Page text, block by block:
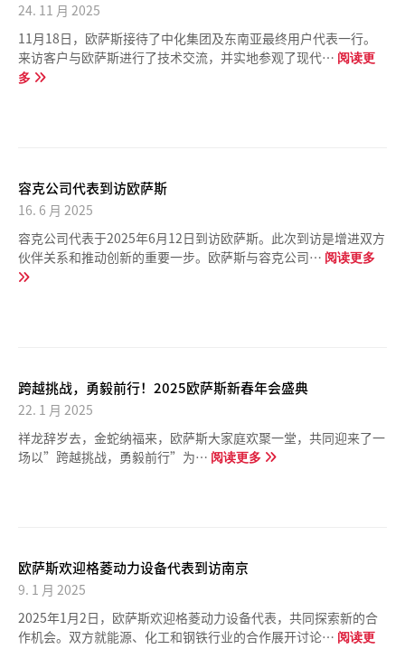
24. 11 月 2025
11月18日，欧萨斯接待了中化集团及东南亚最终用户代表一行。
来访客户与欧萨斯进行了技术交流，并实地参观了现代… 阅读更
多
容克公司代表到访欧萨斯
16. 6 月 2025
容克公司代表于2025年6月12日到访欧萨斯。此次到访是增进双方
伙伴关系和推动创新的重要一步。欧萨斯与容克公司… 阅读更多
跨越挑战，勇毅前行！2025欧萨斯新春年会盛典
22. 1 月 2025
祥龙辞岁去，金蛇纳福来，欧萨斯大家庭欢聚一堂，共同迎来了一
场以”跨越挑战，勇毅前行”为… 阅读更多
欧萨斯欢迎格菱动力设备代表到访南京
9. 1 月 2025
2025年1月2日，欧萨斯欢迎格菱动力设备代表，共同探索新的合
作机会。双方就能源、化工和钢铁行业的合作展开讨论… 阅读更